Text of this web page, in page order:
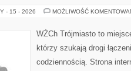
- 15 - 2026 MOŻLIWOŚĆ
WŻCh Trójmiasto to
którzy szukają drogi
codziennością. Strona